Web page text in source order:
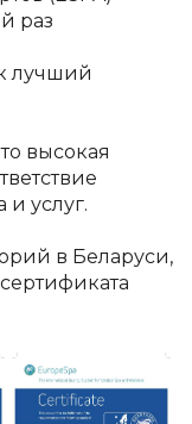
раз
лучший
высокая
и услуг.
в Беларуси,